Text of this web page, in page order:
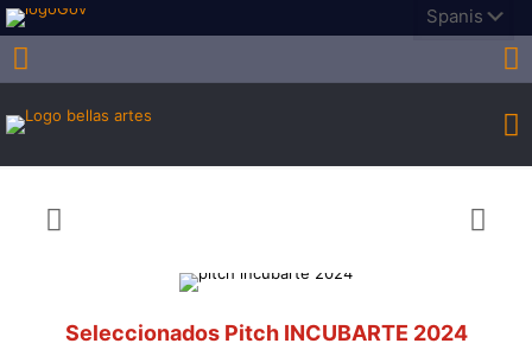
Seleccionados Pitch INCUBARTE 2024